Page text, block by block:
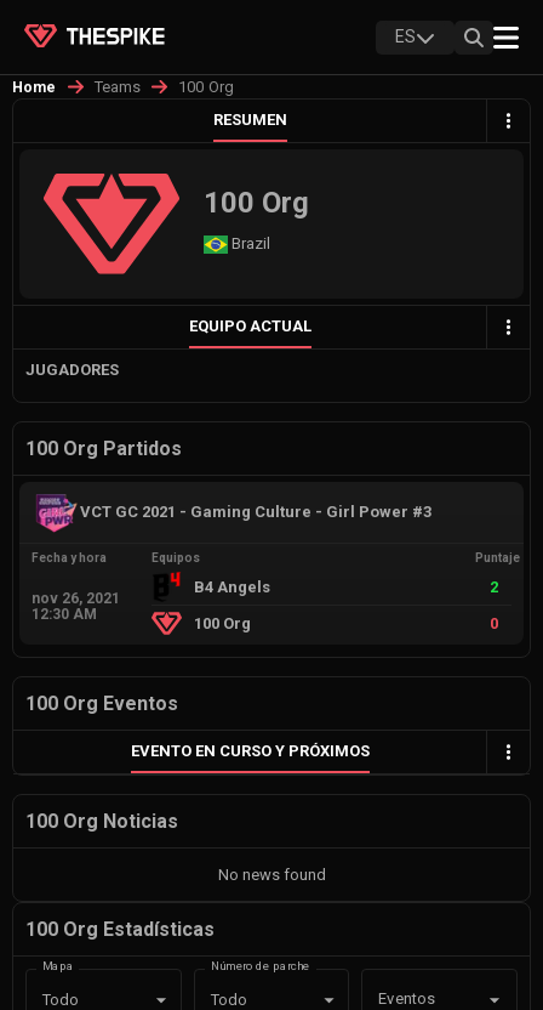
ES
Home Teams
100 Org
RESUMEN
100 Org
Brazil
EQUIPO ACTUAL
JUGADORES
100 Org Partidos
VCT GC 2021 - Gaming Culture - Girl Power #3
Fecha y hora
nov 26, 2021
12:30 AM
Equipos Puntaje
B4 Angels
2
100 Org
0
100 Org Eventos
EVENTO EN CURSO Y PRÓXIMOS
100 Org Noticias
No news found
100 Org Estadísticas
Mapa
Todo
Número de parche
Todo Eventos